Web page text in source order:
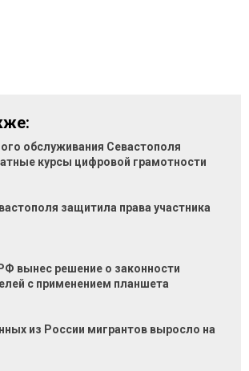
обслуживания Севастополя
курсы цифровой грамотности
защитила права участника
вынес решение о законности
с применением планшета
из России мигрантов выросло на